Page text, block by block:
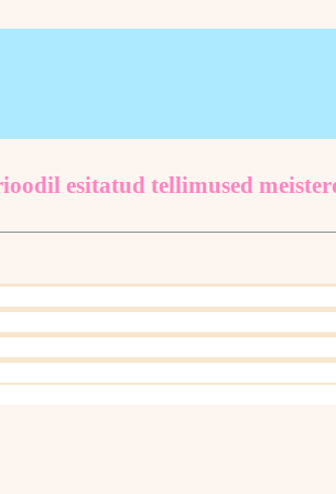
esitatud tellimused